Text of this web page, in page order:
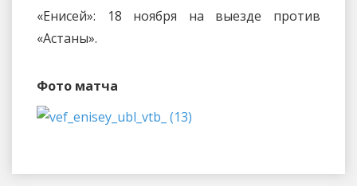
«Енисей»: 18 ноября на выезде против
«Астаны».
Фото матча